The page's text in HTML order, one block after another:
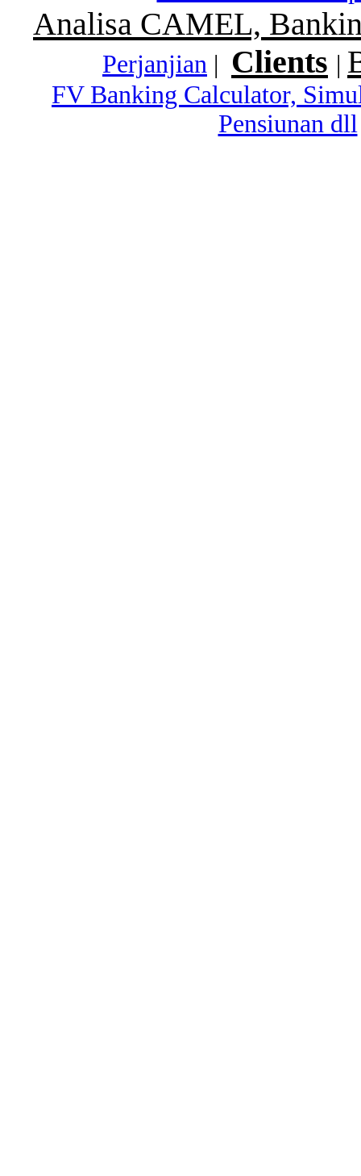
Analisa CAMEL,
Perjanjian | Clients |
FV Banking Calculator,
Pensiunan dll